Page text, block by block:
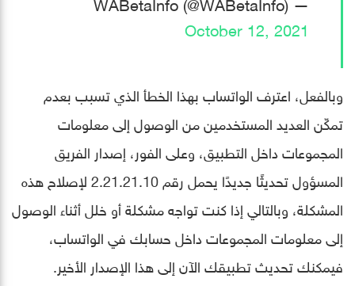
October 12, 2021
وبالفعل، اعترف الواتساب بهذا الخطأ الذي تسبب بعدم
تمكّن العديد المستخدمين من الوصول إلى معلومات
المجموعات داخل التطبيق، وعلى الفور، إصدار الفريق
المسؤول تحديثًا جديدًا يحمل رقم 2.21.21.10 لإصلاح هذه
المشكلة، وبالتالي إذا كنت تواجه مشكلة أو خلل أثناء الوصول
إلى معلومات المجموعات داخل حسابك في الواتساب،
فيمكنك تحديث تطبيقك الآن إلى هذا الإصدار الأخير.